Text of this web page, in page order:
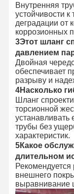
Внутренняя
устойчивости
деградации от
коррозионных
3Этот шланг
давлением
Двойная
обеспечивает
разрыву и
4Насколько
Шланг
торсионной
устанавливать
трубы без
характеристик.
5Какое
длительном
Рекомендуется
внешнего
выравнивание